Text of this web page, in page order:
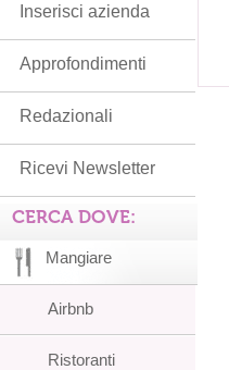
Inserisci azienda
Approfondimenti
Redazionali
Ricevi Newsletter
CERCA DOVE:
Mangiare
Airbnb
Ristoranti